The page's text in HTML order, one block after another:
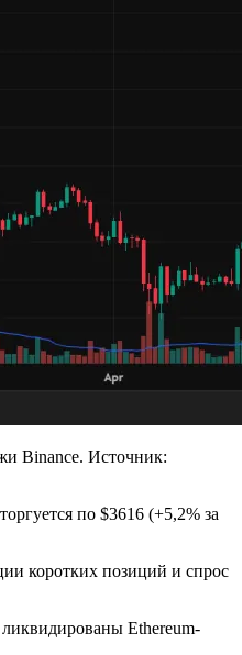
Binance. Источник:
по $3616 (+5,2% за
коротких позиций и спрос
Ethereum-